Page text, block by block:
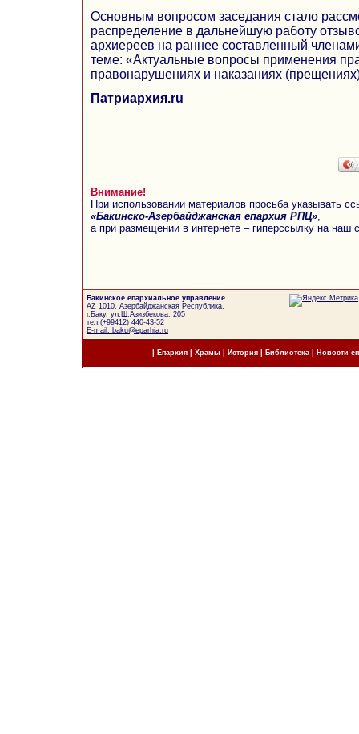
Основным вопросом заседания стало
распределение в дальнейшую работу
архиереев на раннее составленный
теме: «Актуальные вопросы применения
правонарушениях и наказаниях
Патриархия.ru
Внимание!
При использовании материалов просьба указывать
«Бакинско-Азербайджанская епархия РПЦ»
а при размещении в интернете – гиперссылку на наш
Бакинское епархиальное управление
AZ 1010, Азербайджанская Республика,
г.Баку, ул.Ш.Азизбекова, 205
тел.(+99412) 440-43-52
E-mail: baku@eparhia.ru
Епархия| Храмы История| Библиотека Новости